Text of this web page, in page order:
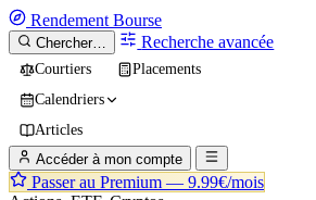
Rendement Bourse
Chercher… Recherche avancée
Courtiers
Placements
Calendriers
Articles
Accéder à mon compte
Passer au Premium — 9.99€/mois